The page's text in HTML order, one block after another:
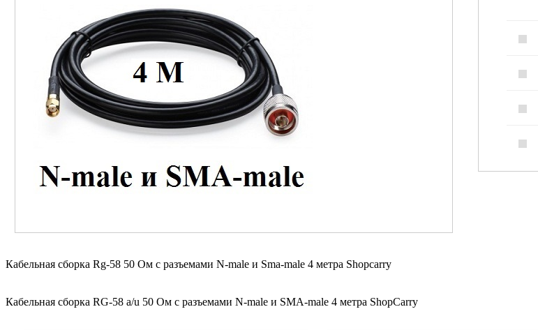
Кабельная сборка Rg-58 50 Ом с разъемами N-male и Sma-male 4 метра Shopcarry
Кабельная сборка RG-58 a/u 50 Ом с разъемами N-male и SMA-male 4 метра ShopCarry